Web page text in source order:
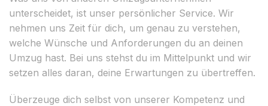
unterscheidet, ist unser persönlicher Service. Wir
nehmen uns Zeit für dich, um genau zu verstehen,
welche Wünsche und Anforderungen du an deinen
Umzug hast. Bei uns stehst du im Mittelpunkt und wir
setzen alles daran, deine Erwartungen zu übertreffen.
Überzeuge dich selbst von unserer Kompetenz und